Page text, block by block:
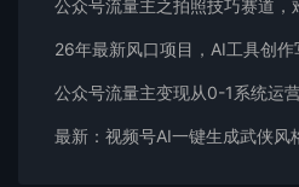
公众号流量主变现从0-1系统运